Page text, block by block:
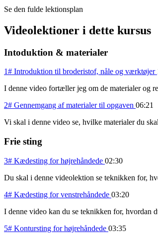
Se den fulde lektionsplan
Videolektioner i dette kursus
Intoduktion & materialer
1# Introduktion til broderistof, nåle og værktøjer
I denne video fortæller jeg om de materialer og
2# Gennemgang af materialer til opgaven 06:21
Vi skal i denne video se, hvilke materialer du
Frie sting
3# Kædesting for højrehåndede 02:30
Du skal i denne videolektion se teknikken for,
4# Kædesting for venstrehåndede 03:20
I denne video kan du se teknikken for, hvordan
5# Kontursting for højrehåndede 03:35